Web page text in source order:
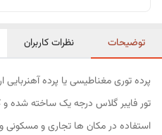
توضیحات نظرات کاربران
تور فایبر گلاس درجه یک ساخته شده و
استفاده در مکان ها تجاری و مسکونی